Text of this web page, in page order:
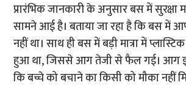
प्रारंभिक जानकारी के अनुसार बस में
सामने आई है। बताया जा रहा है कि बस में
नहीं था। साथ ही बस में बड़ी मात्रा में
हुआ था, जिससे आग तेजी से फैल गई। आग
कि बच्चे को बचाने का किसी को मौका नहीं